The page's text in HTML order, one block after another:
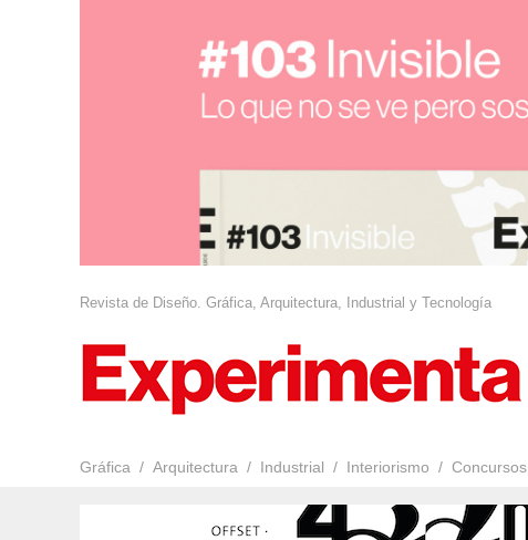
Revista de Diseño. Gráfica, Arquitectura, Industrial y Tecnología
Gráfica Arquitectura Industrial Interiorismo Concursos